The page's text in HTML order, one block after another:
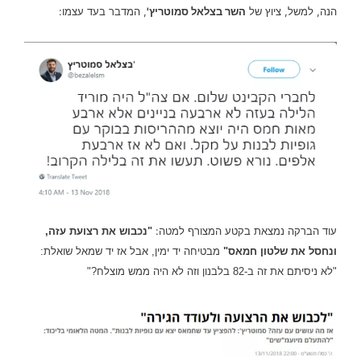
הנה, למשל, ציוץ של השר בצלאל סמוטריץ', המדבר בעד עצמו:
עוד הברקה נמצאת בקטע המצורף למטה: "נכבוש את רצועת עזה,
ונחסל את שלטון חמאס" מבטיחה יד ימין, אבל אז יד שמאל שואלת:
"לא ניסיתם את זה ב-82 בלבנון וזה לא היה ממש מוצלח?"